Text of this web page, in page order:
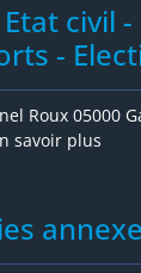
civil -
-
Roux 05000
savoir plus